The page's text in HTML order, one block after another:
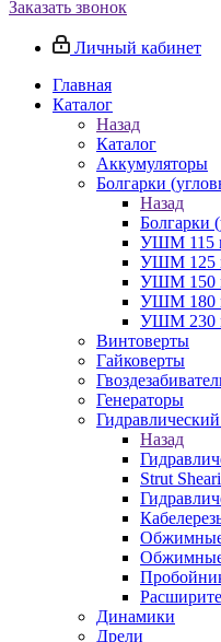
Заказать звонок
Личный кабинет
Главная
Каталог
Назад
Каталог
Аккумуляторы
Болгарки
Назад
Болгарки
УШМ 115
УШМ 125
УШМ 150
УШМ 180
УШМ 230
Винтоверты
Гайковерты
Генераторы
Назад
Strut
Обжимные
Обжимные
Динамики
Дрели